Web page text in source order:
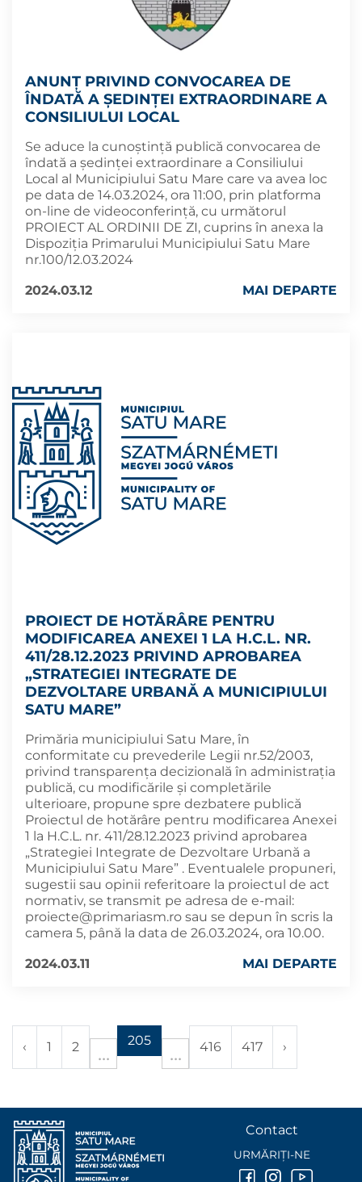
ANUNȚ PRIVIND CONVOCAREA DE
ÎNDATĂ A ȘEDINȚEI EXTRAORDINARE A
CONSILIULUI LOCAL
Se aduce la cunoștință publică convocarea de
îndată a ședinței extraordinare a Consiliului
Local al Municipiului Satu Mare care va avea loc
pe data de 14.03.2024, ora 11:00, prin platforma
on-line de videoconferință, cu următorul
PROIECT AL ORDINII DE ZI, cuprins în anexa la
Dispoziția Primarului Municipiului Satu Mare
nr.100/12.03.2024
2024.03.12
MAI DEPARTE
PROIECT DE HOTĂRÂRE PENTRU
MODIFICAREA ANEXEI 1 LA H.C.L. NR.
411/28.12.2023 PRIVIND APROBAREA
„STRATEGIEI INTEGRATE DE
DEZVOLTARE URBANĂ A MUNICIPIULUI
SATU MARE”
Primăria municipiului Satu Mare, în
conformitate cu prevederile Legii nr.52/2003,
privind transparența decizională în administrația
publică, cu modificările și completările
ulterioare, propune spre dezbatere publică
Proiectul de hotărâre pentru modificarea Anexei
1 la H.C.L. nr. 411/28.12.2023 privind aprobarea
„Strategiei Integrate de Dezvoltare Urbană a
Municipiului Satu Mare” . Eventualele propuneri,
sugestii sau opinii referitoare la proiectul de act
normativ, se transmit pe adresa de e-mail:
proiecte@primariasm.ro sau se depun în scris la
camera 5, până la data de 26.03.2024, ora 10.00.
2024.03.11
MAI DEPARTE
‹ 1 2 205 416 417 ›
Contact
URMĂRIȚI-NE